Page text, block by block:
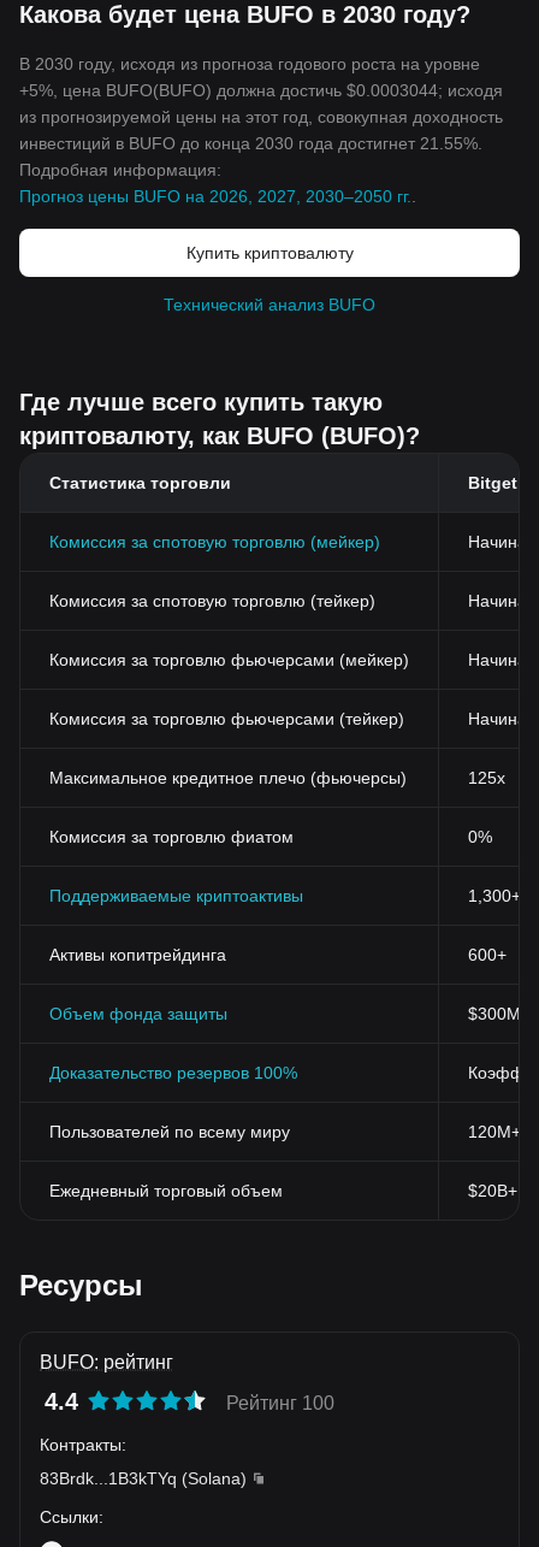
Какова будет цена BUFO в 2030 году?
В 2030 году, исходя из прогноза годового роста на уровне
+5%, цена BUFO(BUFO) должна достичь $0.0003044; исходя
из прогнозируемой цены на этот год, совокупная доходность
инвестиций в BUFO до конца 2030 года достигнет 21.55%.
Подробная информация:
Прогноз цены BUFO на 2026, 2027, 2030–2050 гг.
Купить криптовалюту
Технический анализ BUFO
Где лучше всего купить такую
криптовалюту, как BUFO (BUFO)?
Статистика торговли Bitget
Комиссия за спотовую торговлю (мейкер)
Комиссия за спотовую торговлю (тейкер)
Комиссия за торговлю фьючерсами (мейкер)
Комиссия за торговлю фьючерсами (тейкер)
Максимальное кредитное плечо (фьючерсы) 125x
Комиссия за торговлю фиатом 0%
Поддерживаемые криптоактивы 1,300+
Активы копитрейдинга 600+
Объем фонда защиты $300M+
Доказательство резервов 100%
Пользователей по всему миру 120M+
Ежедневный торговый объем $20B+
Ресурсы
BUFO: рейтинг
4.4 Рейтинг 100
Контракты:
83Brdk
1B3kTYq (Solana)
Ссылки: